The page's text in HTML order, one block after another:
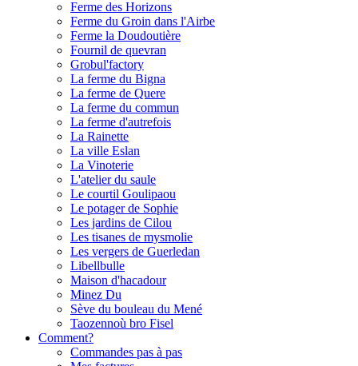
Ferme des Horizons
Ferme du Groin dans l'Airbe
Ferme la Doudoutière
Fournil de quevran
Grobul'factory
La ferme du Bigna
La ferme de Quere
La ferme du commun
La ferme d'autrefois
La Rainette
La ville Eslan
La Vinoterie
L'atelier du saule
Le courtil Goulipaou
Le potager de Sophie
Les jardins de Cilou
Les tisanes de mysmolie
Les vergers de Guerledan
Libellbulle
Maison d'hacadour
Minez Du
Sève du bouleau du Mené
Taozennoù bro Fisel
Comment?
Commandes pas à pas